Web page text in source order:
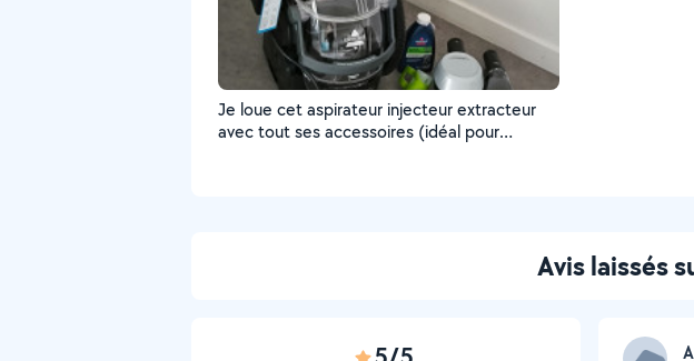
Je loue cet aspirateur injecteur extracteur
avec tout ses accessoires (idéal pour
Avis laissés